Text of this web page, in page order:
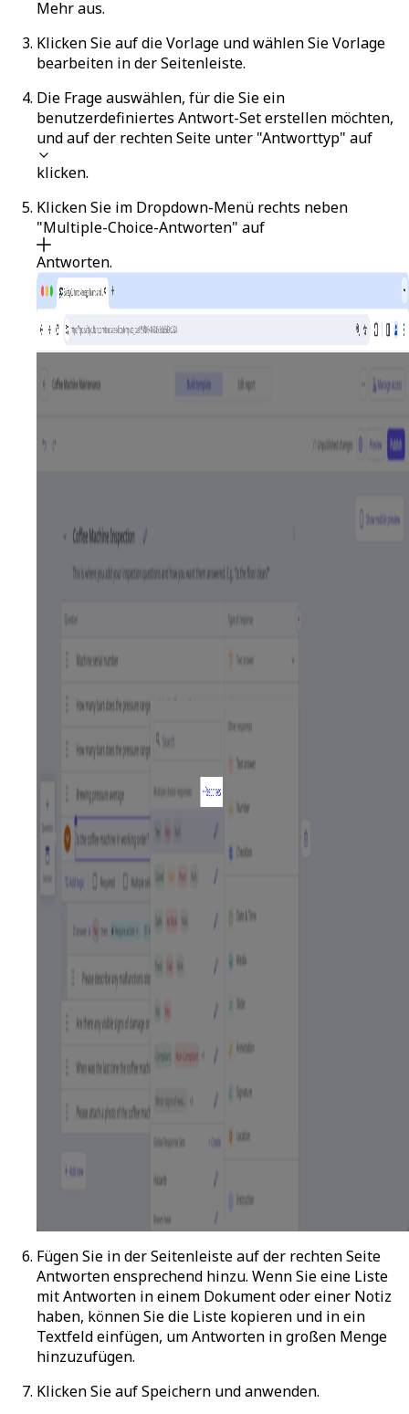
Mehraus.
Klicken Sie auf die Vorlage und wählen SieVorlage
bearbeiten in der Seitenleiste.
Die Frage auswählen, für die Sie ein
benutzerdefiniertes Antwort-Set erstellen möchten,
und auf der rechten Seite unter "Antworttyp" auf
klicken.
Klicken Sie im Dropdown-Menü rechts neben
"Multiple-Choice-Antworten" auf
Antworten.
Fügen Sie in der Seitenleiste auf der rechten Seite
Antworten ensprechend hinzu. Wenn Sie eine Liste
mit Antworten in einem Dokument oder einer Notiz
haben, können Sie die Liste kopieren und in ein
Textfeld einfügen, um Antworten in großen Menge
hinzuzufügen.
Klicken Sie aufSpeichern und anwenden.